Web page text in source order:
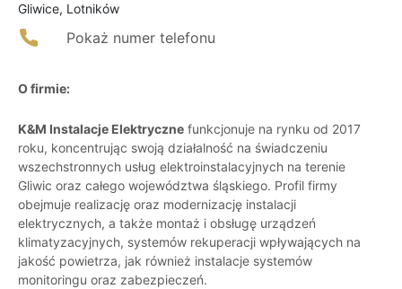
Gliwice, Lotników
Pokaż numer telefonu
O firmie:
K&M Instalacje Elektryczne funkcjonuje na rynku od 2017
roku, koncentrując swoją działalność na świadczeniu
wszechstronnych usług elektroinstalacyjnych na terenie
Gliwic oraz całego województwa śląskiego. Profil firmy
obejmuje realizację oraz modernizację instalacji
elektrycznych, a także montaż i obsługę urządzeń
klimatyzacyjnych, systemów rekuperacji wpływających na
jakość powietrza, jak również instalacje systemów
monitoringu oraz zabezpieczeń.